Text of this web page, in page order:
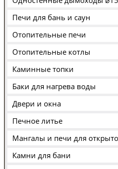
Печи для бань и саун
Отопительные печи
Отопительные котлы
Каминные топки
Баки для нагрева воды
Двери и окна
Печное литье
Мангалы и печи для
Камни для бани